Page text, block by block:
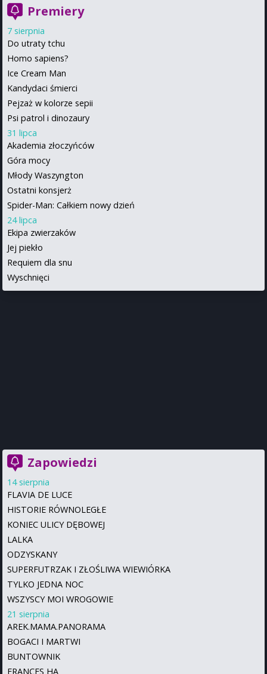
Premiery
7 sierpnia
Do utraty tchu
Homo sapiens?
Ice Cream Man
Kandydaci śmierci
Pejzaż w kolorze sepii
Psi patrol i dinozaury
31 lipca
Akademia złoczyńców
Góra mocy
Młody Waszyngton
Ostatni konsjerż
Spider-Man: Całkiem nowy dzień
24 lipca
Ekipa zwierzaków
Jej piekło
Requiem dla snu
Wyschnięci
Zapowiedzi
14 sierpnia
FLAVIA DE LUCE
HISTORIE RÓWNOLEGŁE
KONIEC ULICY DĘBOWEJ
LALKA
ODZYSKANY
SUPERFUTRZAK I ZŁOŚLIWA WIEWIÓRKA
TYLKO JEDNA NOC
WSZYSCY MOI WROGOWIE
21 sierpnia
AREK.MAMA.PANORAMA
BOGACI I MARTWI
BUNTOWNIK
FRANCES HA